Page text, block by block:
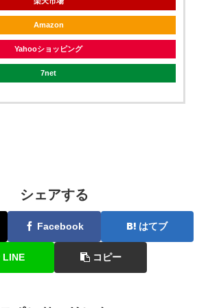
Amazon
Yahooショッピング
7net
シェアする
Facebook はてブ
LINE コピー